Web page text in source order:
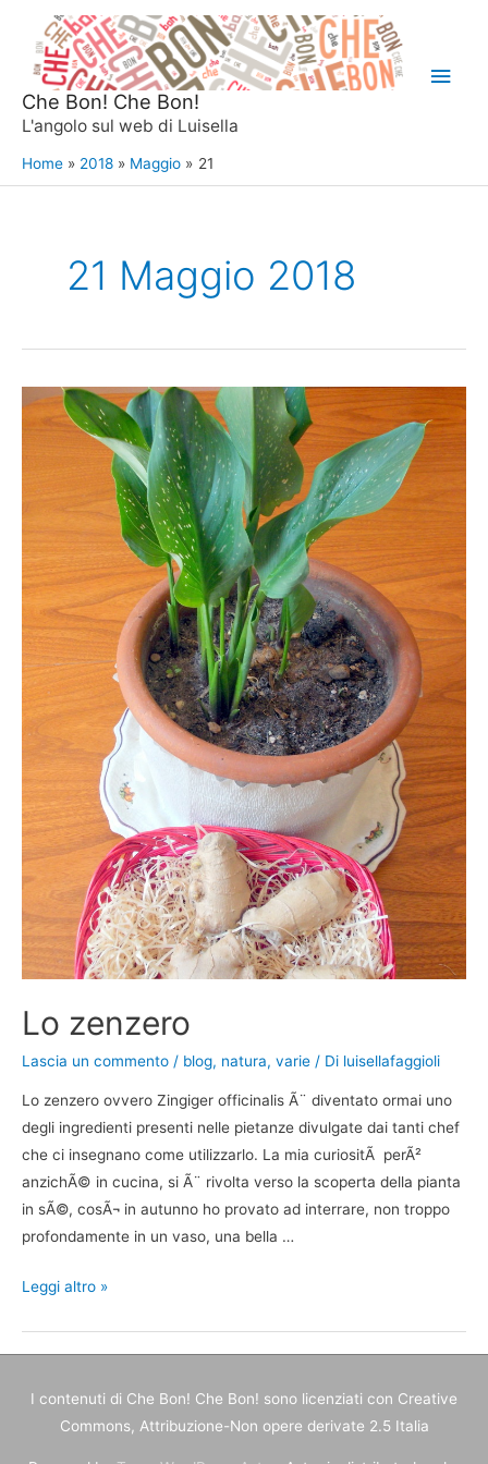
contenuto
Che Bon! Che Bon!
L'angolo sul web di Luisella
Home 2018 Maggio 21
21 Maggio 2018
Lo zenzero
Lascia un commento / blog, natura, varie / Di luisellafaggioli
Lo zenzero ovvero Zingiger officinalis Ã¨ diventato ormai uno
degli ingredienti presenti nelle pietanze divulgate dai tanti chef
che ci insegnano come utilizzarlo. La mia curiositÃ perÃ²
anzichÃ© in cucina, si Ã¨ rivolta verso la scoperta della pianta
in sÃ©, cosÃ¬ in autunno ho provato ad interrare, non troppo
profondamente in un vaso, una bella …
Lo
Leggi altro »
I contenuti di Che Bon! Che Bon! sono licenziati con Creative
Commons, Attribuzione-Non opere derivate 2.5 Italia